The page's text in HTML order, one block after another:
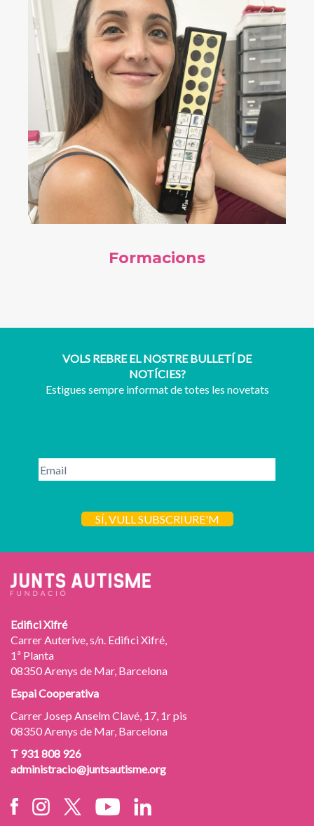
Formacions
VOLS REBRE EL NOSTRE BULLETÍ DE
NOTÍCIES?
Estigues sempre informat de totes les novetats
Edifici Xifré
Carrer Auterive, s/n. Edifici Xifré,
1ª Planta
08350 Arenys de Mar, Barcelona
Espai Cooperativa
Carrer Josep Anselm Clavé, 17, 1r pis
08350 Arenys de Mar, Barcelona
T 931 808 926
administracio@juntsautisme.org